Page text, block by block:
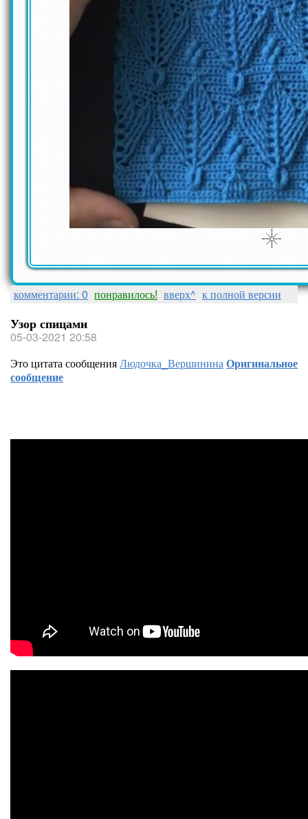
комментарии: 0 понравилось! вверх^ к полной версии
Узор спицами
05-03-2021 20:58
Это цитата сообщенияЛюдочка_Вершинина Оригинальное
сообщение